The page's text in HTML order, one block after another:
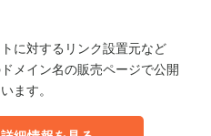
に対するリンク設置元など
メイン名の販売ページで公開
ます。